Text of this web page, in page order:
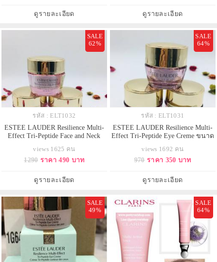
ปรับ ฟื้น เพื่อผิวดูอ่อนเยาว์ เติมเต็ม
ความเปล่งปลั่งแล
ดูรายละเอียด ดูรายละเอียด
SALE
62%
รหัส : ELT1032
ESTEE LAUDER Resilience Multi-
Effect Tri-Peptide Face and Neck
15/PA+++ขนาดทดลอง 15 ml. ครีมที่
มอบผลลัพธ์ให้ผิวแลดูเปล่งปลั่ง นุ่ม
ผิวที่เข้มข้น ช่วยให้เส้นริ้วและร่อง
ลึกที่เคยมีแลดูจ
views 1625 คน
1290 ราคา 490 บาท
ดูรายละเอียด
SALE
64%
รหัส : ELT1031
ESTEE LAUDER Resilience Multi-
Effect Tri-Peptide Eye Creme ขนาด
ที่มอบคุณประโยชน์แห่งการบำรุง
และผลลัพธ์รอบด้าน ให้ผิวรอบ
ดวงตาแลดูลดเลือนลง เส้นริ้วและ
ร่องลึกที่เคยมีแลดูจางลง เผยผิวรอบ
views 1692 คน
970 ราคา 350 บาท
ดูรายละเอียด
SALE
49%
SALE
64%